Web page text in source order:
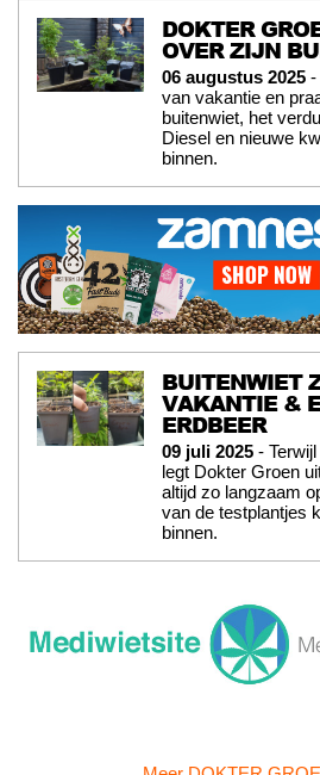
DOKTER
OVER ZIJN
06 augustus 2025 -
van vakantie en
buitenwiet, het
Diesel en nieuwe
binnen.
BUITENWIET
VAKANTIE &
ERDBEER
09 juli 2025 -
legt Dokter Groen
altijd zo langzaam
van de testplantjes
binnen.